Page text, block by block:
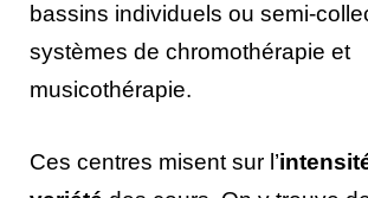
bassins individuels ou semi-
systèmes de chromothérapie et
musicothérapie.
Ces centres misent sur l’